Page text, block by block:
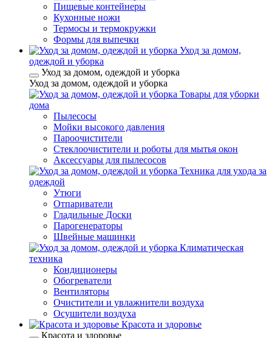
Пищевые контейнеры
Кухонные ножи
Термосы и термокружки
Формы для выпечки
Уход за домом,
одеждой и уборка
Уход за домом, одеждой и уборка
Уход за домом, одеждой и уборка
Товары для уборки
дома
Пылесосы
Мойки высокого давления
Пароочистители
Стеклоочистители и роботы для мытья окон
Аксессуары для пылесосов
Техника для ухода за
одеждой
Утюги
Отпариватели
Гладильные Доски
Парогенераторы
Швейные машинки
Климатическая
техника
Кондиционеры
Обогреватели
Вентиляторы
Очистители и увлажнители воздуха
Осушители воздуха
Красота и здоровье
Красота и здоровье